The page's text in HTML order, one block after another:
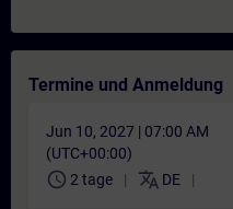
Termine und Anmeldung
Jun 10, 2027 | 07:00 AM
(UTC+00:00)
schedule 2 tage translate DE